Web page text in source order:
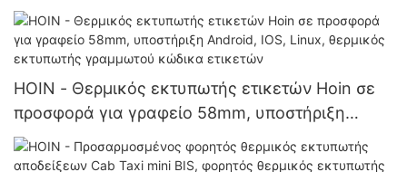
Design
HOIN - Θερμικός εκτυπωτής ετικετών Hoin σε
προσφορά για γραφείο 58mm, υποστήριξη
Android, IOS, Linux, θερμικός εκτυπωτής
γραμμωτού κώδικα ετικετών